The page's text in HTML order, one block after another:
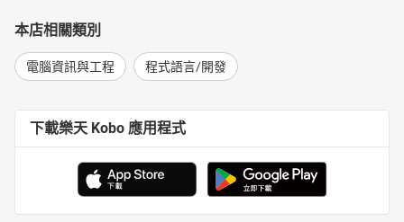
本店相關類別
電腦資訊與工程 程式語言/開發
下載樂天 Kobo 應用程式